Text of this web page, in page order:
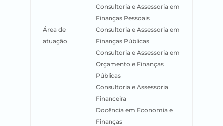
Área de
atuação
Consultoria e Assessoria em
Finanças Pessoais
Consultoria e Assessoria em
Finanças Públicas
Consultoria e Assessoria em
Orçamento e Finanças
Públicas
Consultoria e Assessoria
Financeira
Docência em Economia e
Finanças